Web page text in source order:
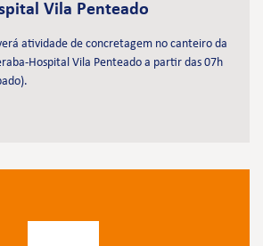
Vila Penteado
atividade de concretagem no canteiro da
Hospital Vila Penteado a partir das 07h